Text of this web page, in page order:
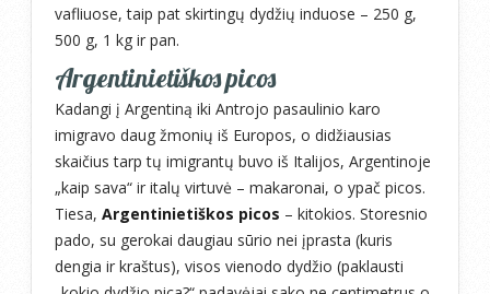
vafliuose, taip pat skirtingų dydžių induose – 250 g,
500 g, 1 kg ir pan.
Argentinietiškos picos
Kadangi į Argentiną iki Antrojo pasaulinio karo
imigravo daug žmonių iš Europos, o didžiausias
skaičius tarp tų imigrantų buvo iš Italijos, Argentinoje
„kaip sava“ ir italų virtuvė – makaronai, o ypač picos.
Tiesa, Argentinietiškos picos – kitokios. Storesnio
pado, su gerokai daugiau sūrio nei įprasta (kuris
dengia ir kraštus), visos vienodo dydžio (paklausti